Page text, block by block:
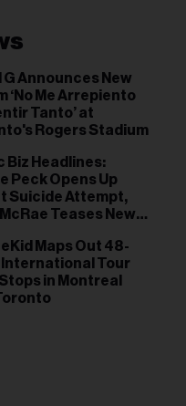
G Announces New
‘No Me Arrepiento
Tanto’ at
Rogers Stadium
Biz Headlines:
Peck Opens Up
Suicide Attempt,
Teases New
Maps Out 48-
International Tour
in Montreal